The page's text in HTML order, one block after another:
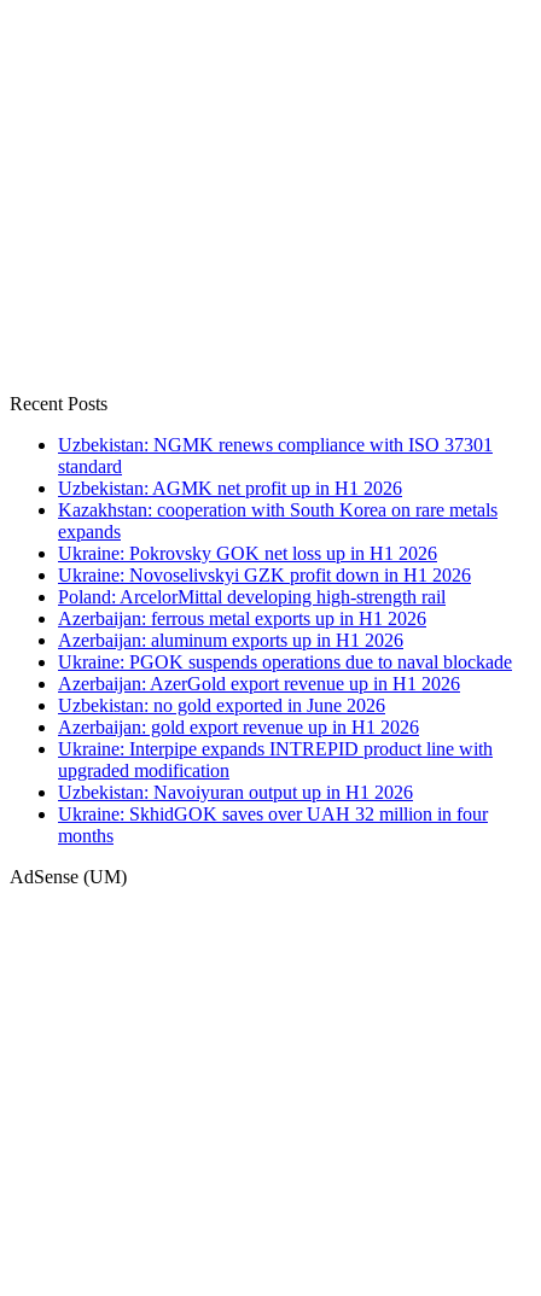
Recent Posts
Uzbekistan: NGMK renews compliance with ISO 37301
standard
Uzbekistan: AGMK net profit up in H1 2026
Kazakhstan: cooperation with South Korea on rare metals
expands
Ukraine: Pokrovsky GOK net loss up in H1 2026
Ukraine: Novoselivskyi GZK profit down in H1 2026
Poland: ArcelorMittal developing high-strength rail
Azerbaijan: ferrous metal exports up in H1 2026
Azerbaijan: aluminum exports up in H1 2026
Ukraine: PGOK suspends operations due to naval blockade
Azerbaijan: AzerGold export revenue up in H1 2026
Uzbekistan: no gold exported in June 2026
Azerbaijan: gold export revenue up in H1 2026
Ukraine: Interpipe expands INTREPID product line with
upgraded modification
Uzbekistan: Navoiyuran output up in H1 2026
Ukraine: SkhidGOK saves over UAH 32 million in four
months
AdSense (UM)